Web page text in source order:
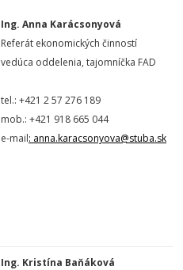
Ing. Anna Karácsonyová
Referát ekonomických činností
vedúca oddelenia, tajomníčka FAD
tel.: +421 2 57 276 189
mob.: +421 918 665 044
e-mail: anna.karacsonyova@stuba.sk
Ing. Kristína Baňáková